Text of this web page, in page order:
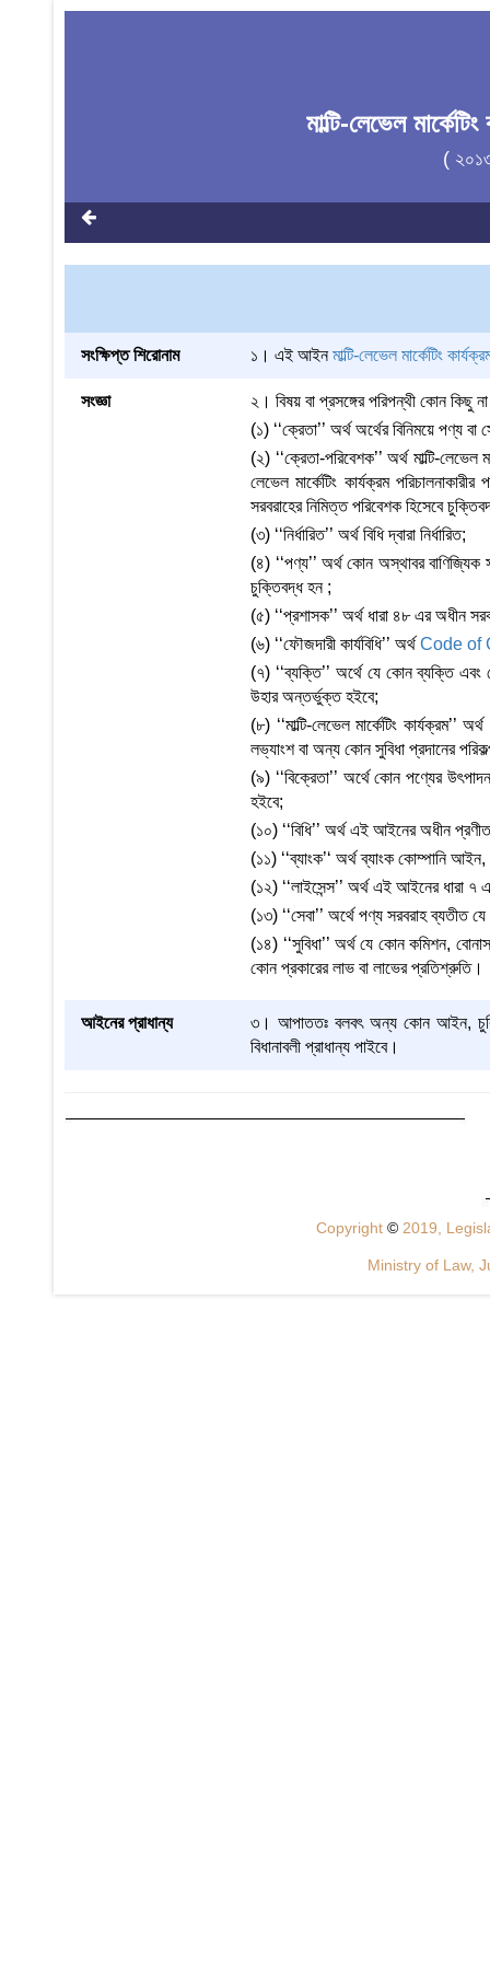
মাল্টি-লেভেল
(
সংক্ষিপ্ত শিরোনাম ১। এই আইনমাল্টি-লেভেল মার্কেটিং
সংজ্ঞা
২। বিষয় বা প্রসঙ্গের পরিপন্থী কোন
(১) ‘‘ক্রেতা’’ অর্থ অর্থের বিনিময়ে পণ্য
(২) ‘‘ক্রেতা-পরিবেশক’’ অর্থ মাল্টি-লেভেল
লেভেল মার্কেটিং কার্যক্রম
সরবরাহের নিমিত্ত পরিবেশক হিসেবে
(৩) ‘‘নির্ধারিত’’ অর্থ বিধি দ্বারা নির্ধারিত;
(৪) ‘‘পণ্য’’ অর্থ কোন অস্থাবর বাণিজ্যিক
চুক্তিবদ্ধ হন ;
(৫) ‘‘প্রশাসক’’ অর্থ ধারা ৪৮ এর অধীন
(৬) ‘‘ফৌজদারী কার্যবিধি’’ অর্থCode of
(৭) ‘‘ব্যক্তি’’ অর্থে যে কোন ব্যক্তি এবং
উহার অন্তর্ভুক্ত হইবে;
(৮) ‘‘মাল্টি-লেভেল মার্কেটিং কার্যক্রম’’
লভ্যাংশ বা অন্য কোন সুবিধা প্রদানের
(৯) ‘‘বিক্রেতা’’ অর্থে কোন পণ্যের
হইবে;
(১০) ‘‘বিধি’’ অর্থ এই আইনের অধীন প্রণীত
(১১) ‘‘ব্যাংক’‘ অর্থ ব্যাংক কোম্পানি
(১২) ‘‘লাইসেন্স’’ অর্থ এই আইনের ধারা
(১৩) ‘‘সেবা’’ অর্থে পণ্য সরবরাহ ব্যতীত
(১৪) ‘‘সুবিধা’’ অর্থ যে কোন কমিশন,
কোন প্রকারের লাভ বা লাভের প্রতিশ্রুতি।
আইনের প্রাধান্য
৩। আপাততঃ বলবৎ অন্য কোন আইন,
বিধানাবলী প্রাধান্য পাইবে।
Copyright © 2019,
Ministry of Law,